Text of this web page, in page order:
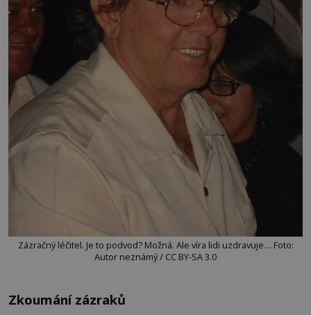
Zázračný léčitel. Je to podvod? Možná. Ale víra lidi uzdravuje… Foto:
Autor neznámý / CC BY-SA 3.0
Zkoumání zázraků